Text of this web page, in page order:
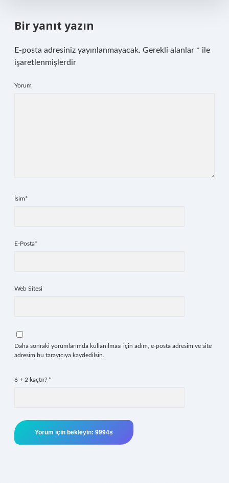
Bir yanıt yazın
E-posta adresiniz yayınlanmayacak. Gerekli alanlar * ile
işaretlenmişlerdir
Yorum
İsim*
E-Posta*
Web Sitesi
Daha sonraki yorumlarımda kullanılması için adım, e-posta adresim ve site
adresim bu tarayıcıya kaydedilsin.
6 + 2 kaçtır? *